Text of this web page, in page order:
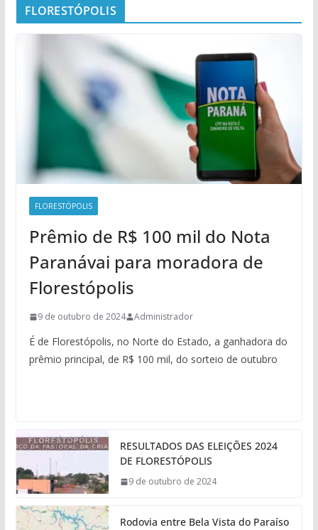
FLORESTÓPOLIS
FLORESTÓPOLIS
Prêmio de R$ 100 mil do Nota
Paranávai para moradora de
Florestópolis
9 de outubro de 2024 Administrador
É de Florestópolis, no Norte do Estado, a ganhadora do
prêmio principal, de R$ 100 mil, do sorteio de outubro
RESULTADOS DAS ELEIÇÕES 2024
DE FLORESTÓPOLIS
9 de outubro de 2024
Rodovia entre Bela Vista do Paraíso